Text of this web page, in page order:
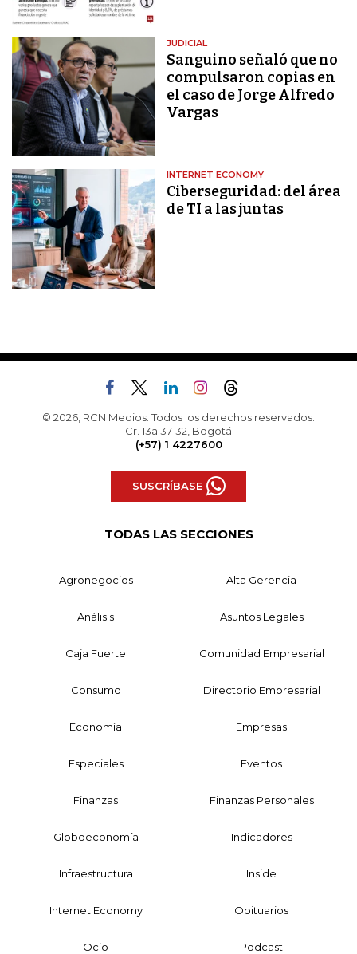
JUDICIAL
Sanguino señaló que no
compulsaron copias en
el caso de Jorge Alfredo
Vargas
INTERNET ECONOMY
Ciberseguridad: del área
de TI a las juntas
© 2026, RCN Medios. Todos los derechos reservados.
Cr. 13a 37-32, Bogotá
(+57) 1 4227600
SUSCRÍBASE
TODAS LAS SECCIONES
Agronegocios Alta Gerencia
Análisis Asuntos Legales
Caja Fuerte Comunidad Empresarial
Consumo Directorio Empresarial
Economía Empresas
Especiales Eventos
Finanzas Finanzas Personales
Globoeconomía Indicadores
Infraestructura Inside
Internet Economy Obituarios
Ocio Podcast